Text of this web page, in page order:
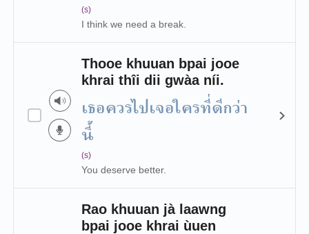
(s)
I think we need a break.
Thooe khuuan bpai jooe
khrai thîi dii gwàa níi.
เธอควรไปเจอใครที่ดีกว่า
นี้
(s)
You deserve better.
Rao khuuan jà laawng
bpai jooe khrai ùuen